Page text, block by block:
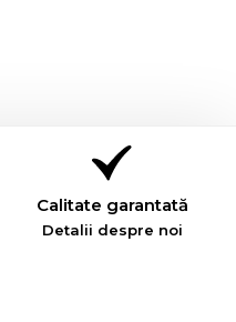
Calitate garantată
Detalii despre noi